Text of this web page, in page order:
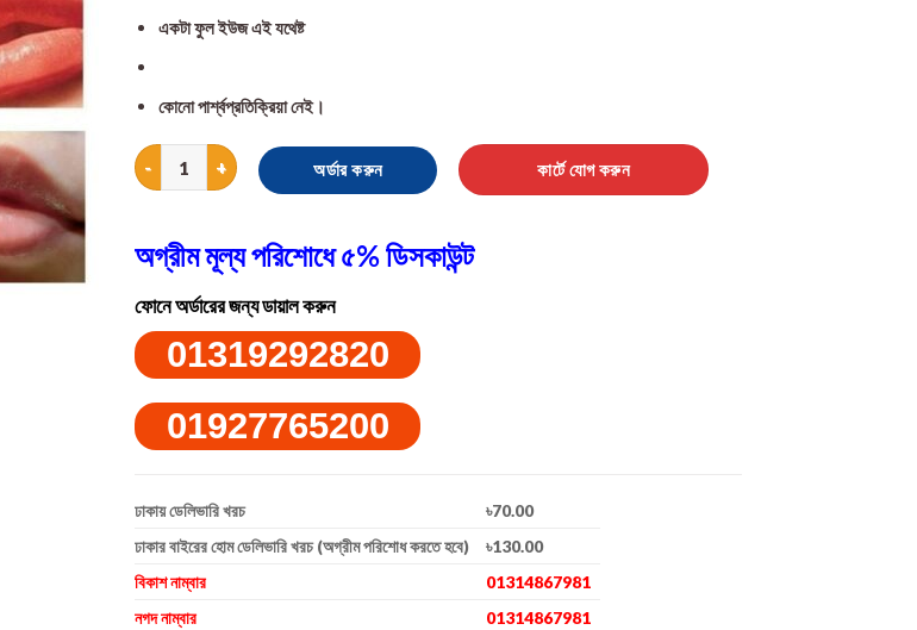
একটা ফুল ইউজ এই যথেষ্ট
কোনো পার্শ্বপ্রতিক্রিয়া নেই।
SCRU CREAM লিপ স্ক্র্যাব quantity
অর্ডার করুন কার্টে যোগ করুন
অগ্রীম মূল্য পরিশোধে ৫% ডিসকাউন্ট
ফোনে অর্ডারের জন্য ডায়াল করুন
01319292820
01927765200
ঢাকায় ডেলিভারি খরচ
৳70.00
ঢাকার বাইরের হোম ডেলিভারি খরচ (অগ্রীম পরিশোধ করতে হবে)
৳130.00
বিকাশ নাম্বার
01314867981
নগদ নাম্বার
01314867981